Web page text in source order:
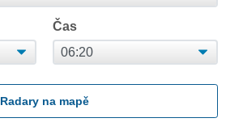
Čas
Radary na mapě